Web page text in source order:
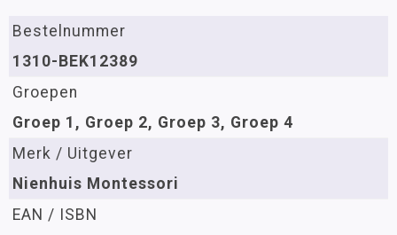
Bestelnummer
1310-BEK12389
Groepen
Groep 1, Groep 2, Groep 3, Groep 4
Merk / Uitgever
Nienhuis Montessori
EAN / ISBN